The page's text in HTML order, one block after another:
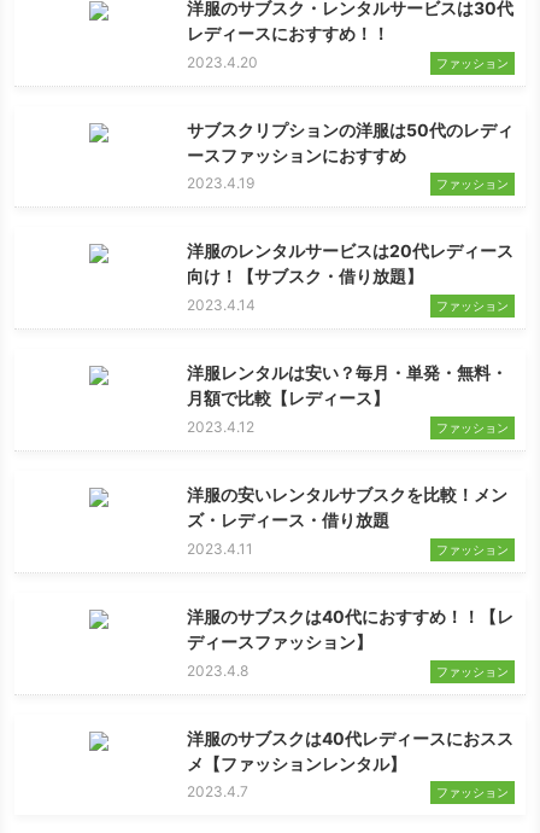
洋服のサブスク・レンタルサービスは30代
レディースにおすすめ！！
2023.4.20 ファッション
サブスクリプションの洋服は50代のレディ
ースファッションにおすすめ
2023.4.19 ファッション
洋服のレンタルサービスは20代レディース
向け！【サブスク・借り放題】
2023.4.14 ファッション
洋服レンタルは安い？毎月・単発・無料・
月額で比較【レディース】
2023.4.12 ファッション
洋服の安いレンタルサブスクを比較！メン
ズ・レディース・借り放題
2023.4.11 ファッション
洋服のサブスクは40代におすすめ！！【レ
ディースファッション】
2023.4.8 ファッション
洋服のサブスクは40代レディースにおスス
メ【ファッションレンタル】
2023.4.7 ファッション